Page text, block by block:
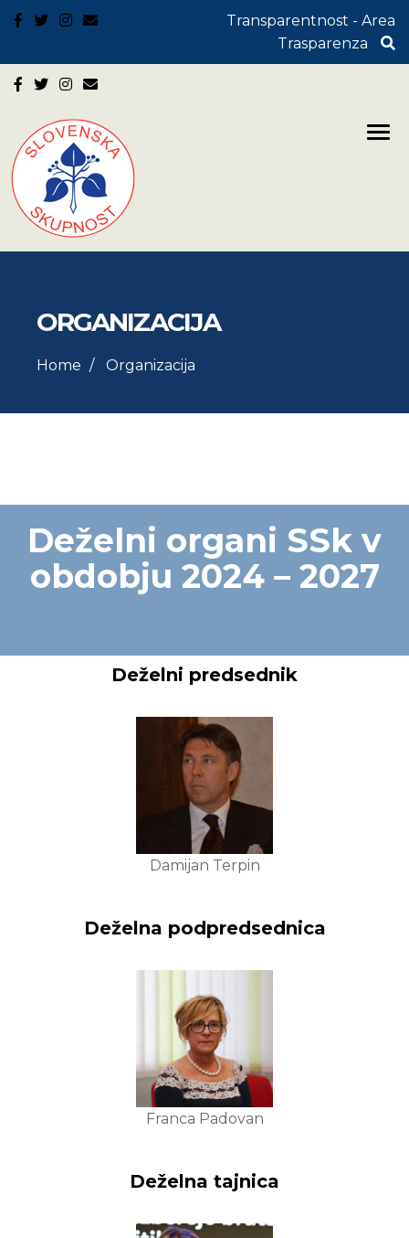
Transparentnost - Area
Trasparenza
ORGANIZACIJA
Home Organizacija
Deželni organi SSk v
obdobju 2024 – 2027
Deželni predsednik
Damijan Terpin
Deželna podpredsednica
Franca Padovan
Deželna tajnica